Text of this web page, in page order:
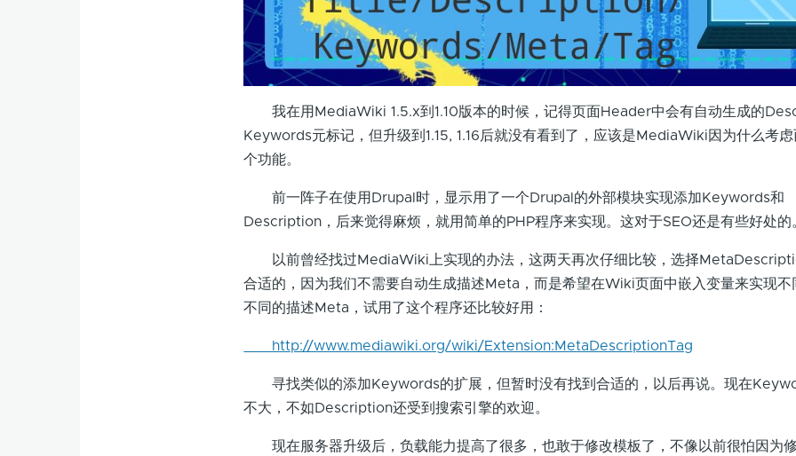
我在用MediaWiki 1.5.x到1.10版本的时候，记得页面Header中会有自动生成的
Keywords元标记，但升级到1.15, 1.16后就没有看到了，应该是MediaWiki因为什么考
个功能。
前一阵子在使用Drupal时，显示用了一个Drupal的外部模块实现添加Keywords和
Description，后来觉得麻烦，就用简单的PHP程序来实现。这对于SEO还是有些好处的
以前曾经找过MediaWiki上实现的办法，这两天再次仔细比较，选择
合适的，因为我们不需要自动生成描述Meta，而是希望在Wiki页面中嵌入变量来实现不
不同的描述Meta，试用了这个程序还比较好用：
http://www.mediawiki.org/wiki/Extension:MetaDescriptionTag
寻找类似的添加Keywords的扩展，但暂时没有找到合适的，以后再说。现在
不大，不如Description还受到搜索引擎的欢迎。
现在服务器升级后，负载能力提高了很多，也敢于修改模板了，不像以前很怕因为修